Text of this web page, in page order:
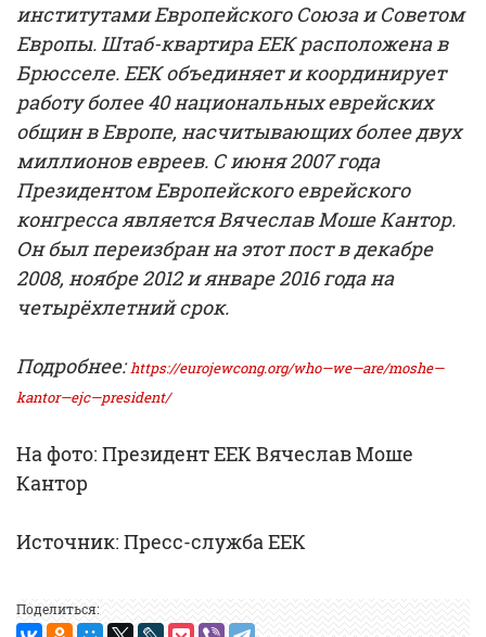
институтами Европейского Союза и Советом
Европы. Штаб-квартира ЕЕК расположена в
Брюсселе. ЕЕК объединяет и координирует
работу более 40 национальных еврейских
общин в Европе, насчитывающих более двух
миллионов евреев. С июня 2007 года
Президентом Европейского еврейского
конгресса является Вячеслав Моше Кантор.
Он был переизбран на этот пост в декабре
2008, ноябре 2012 и январе 2016 года на
четырёхлетний срок.
Подробнее:https://eurojewcong.org/who—we—are/moshe—
kantor—ejc—president/
На фото: Президент ЕЕК Вячеслав Моше
Кантор
Источник: Пресс-служба ЕЕК
Поделиться: